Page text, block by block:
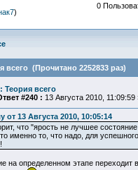
)
0
всего (Прочитано 2252833 раз)
Теория всего
#240 : 13 Августа 2010, 11:09:59
от 13 Августа 2010, 10:05:14
что "ярость не лучшее
именно то, что надо, для
на определенном этапе